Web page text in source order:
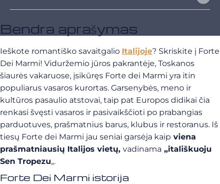
Bendra aprašymas
Ieškote romantiško savaitgalio Italijoje? Skriskite į Forte
Dei Marmi! Viduržemio jūros pakrantėje, Toskanos
šiaurės vakaruose, įsikūręs Forte dei Marmi yra itin
populiarus vasaros kurortas. Garsenybės, meno ir
kultūros pasaulio atstovai, taip pat Europos didikai čia
renkasi švęsti vasaros ir pasivaikščioti po prabangias
parduotuves, prašmatnius barus, klubus ir restoranus. Iš
tiesų Forte dei Marmi jau seniai garsėja kaip viena
prašmatniausių Italijos vietų, vadinama „itališkuoju
Sen Tropezu„.
Forte Dei Marmi istorija